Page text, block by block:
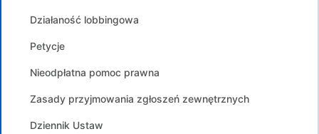
Działaność lobbingowa
Petycje
Nieodpłatna pomoc prawna
Zasady przyjmowania zgłoszeń zewnętrznych
Dziennik Ustaw